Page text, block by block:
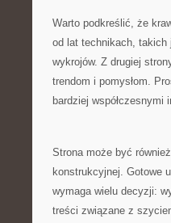
Warto podkreślić, że
od lat technikach, takich
wykrojów. Z drugiej
trendom i pomysłom.
bardziej współczesnymi
Strona może być
konstrukcyjnej. Gotowe
wymaga wielu decyzji:
treści związane z